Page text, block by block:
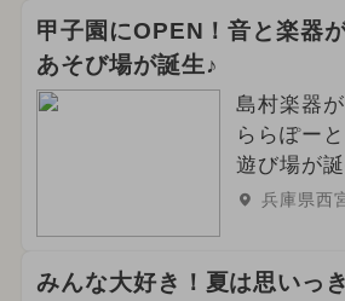
甲子園にOPEN！音と楽器
あそび場が誕生♪
島村楽器
ららぽー
遊び場が
兵庫県西
みんな大好き！夏は思いっ